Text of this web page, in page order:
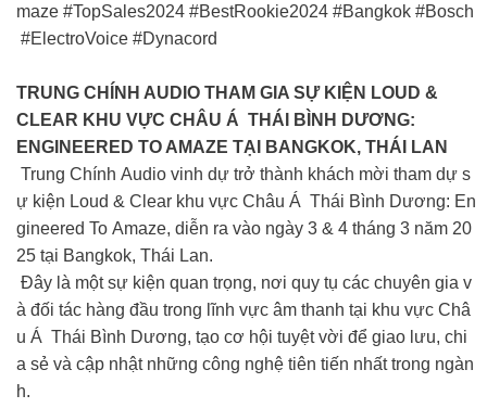
maze #TopSales2024 #BestRookie2024 #Bangkok #Bosch
#ElectroVoice #Dynacord
TRUNG CHÍNH AUDIO THAM GIA SỰ KIỆN LOUD &
CLEAR KHU VỰC CHÂU Á THÁI BÌNH DƯƠNG:
ENGINEERED TO AMAZE TẠI BANGKOK, THÁI LAN
Trung Chính Audio vinh dự trở thành khách mời tham dự s
ự kiện Loud & Clear khu vực Châu Á Thái Bình Dương: En
gineered To Amaze, diễn ra vào ngày 3 & 4 tháng 3 năm 20
25 tại Bangkok, Thái Lan.
Đây là một sự kiện quan trọng, nơi quy tụ các chuyên gia v
à đối tác hàng đầu trong lĩnh vực âm thanh tại khu vực Châ
u Á Thái Bình Dương, tạo cơ hội tuyệt vời để giao lưu, chi
a sẻ và cập nhật những công nghệ tiên tiến nhất trong ngàn
h.